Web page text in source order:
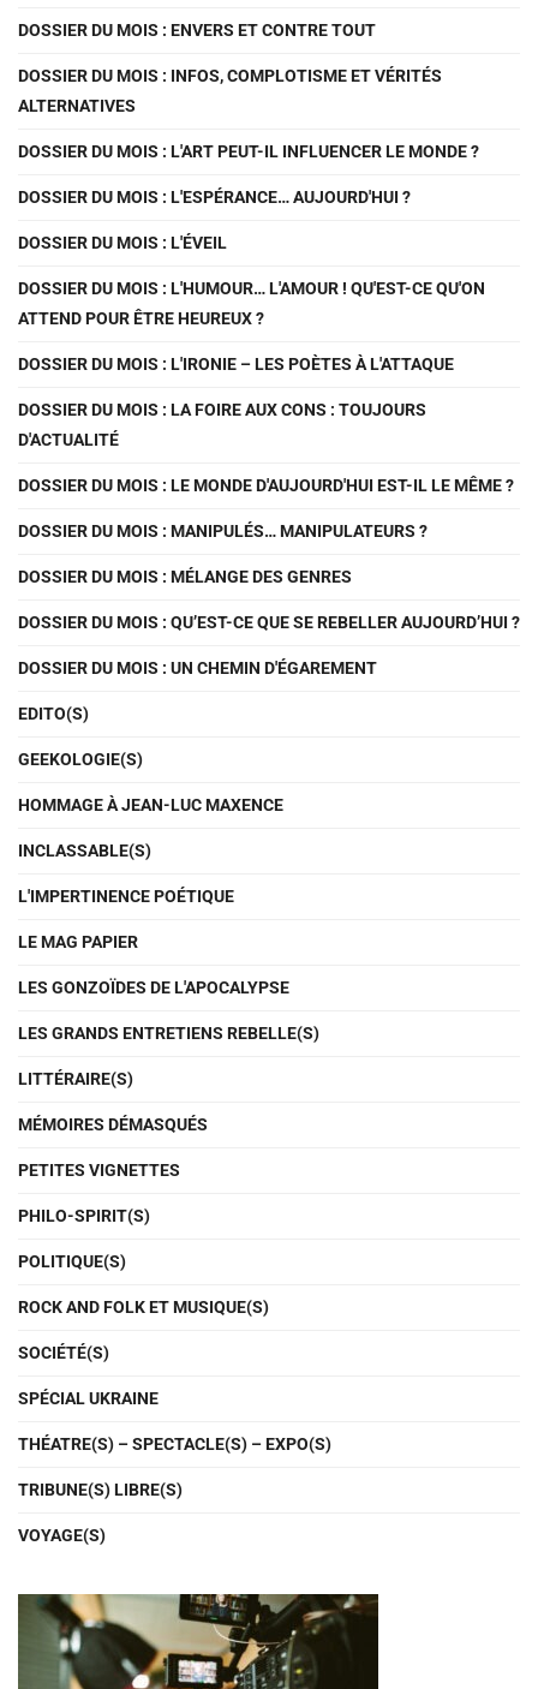
DOSSIER DU MOIS : ENVERS ET CONTRE TOUT
DOSSIER DU MOIS : INFOS, COMPLOTISME ET VÉRITÉS
ALTERNATIVES
DOSSIER DU MOIS : L'ART PEUT-IL INFLUENCER LE MONDE ?
DOSSIER DU MOIS : L'ESPÉRANCE… AUJOURD'HUI ?
DOSSIER DU MOIS : L'ÉVEIL
DOSSIER DU MOIS : L'HUMOUR… L'AMOUR ! QU'EST-CE QU'ON
ATTEND POUR ÊTRE HEUREUX ?
DOSSIER DU MOIS : L'IRONIE – LES POÈTES À L'ATTAQUE
DOSSIER DU MOIS : LA FOIRE AUX CONS : TOUJOURS
D'ACTUALITÉ
DOSSIER DU MOIS : LE MONDE D'AUJOURD'HUI EST-IL LE MÊME ?
DOSSIER DU MOIS : MANIPULÉS… MANIPULATEURS ?
DOSSIER DU MOIS : MÉLANGE DES GENRES
DOSSIER DU MOIS : QU’EST-CE QUE SE REBELLER AUJOURD’HUI ?
DOSSIER DU MOIS : UN CHEMIN D'ÉGAREMENT
EDITO(S)
GEEKOLOGIE(S)
HOMMAGE À JEAN-LUC MAXENCE
INCLASSABLE(S)
L'IMPERTINENCE POÉTIQUE
LE MAG PAPIER
LES GONZOÏDES DE L'APOCALYPSE
LES GRANDS ENTRETIENS REBELLE(S)
LITTÉRAIRE(S)
MÉMOIRES DÉMASQUÉS
PETITES VIGNETTES
PHILO-SPIRIT(S)
POLITIQUE(S)
ROCK AND FOLK ET MUSIQUE(S)
SOCIÉTÉ(S)
SPÉCIAL UKRAINE
THÉATRE(S) – SPECTACLE(S) – EXPO(S)
TRIBUNE(S) LIBRE(S)
VOYAGE(S)